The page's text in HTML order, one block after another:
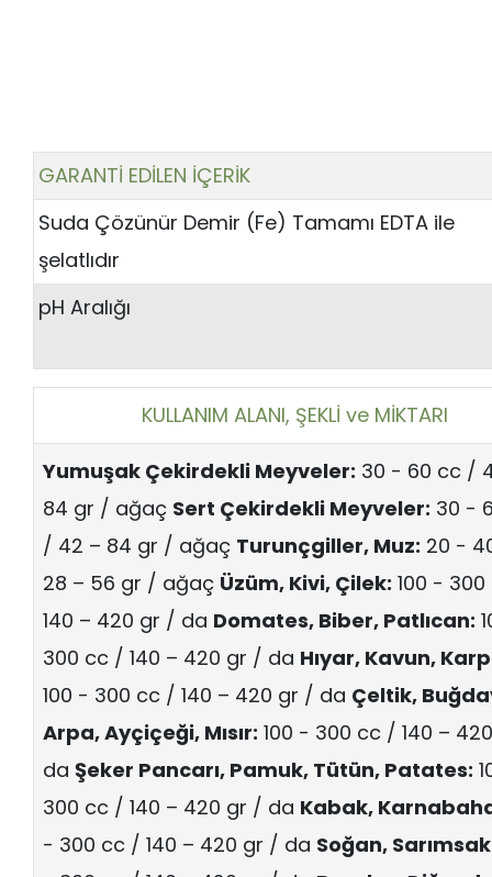
GARANTİ EDİLEN İÇERİK
Suda Çözünür Demir (Fe) Tamamı EDTA ile
şelatlıdır
pH Aralığı
KULLANIM ALANI, ŞEKLİ ve MİKTARI
Yumuşak Çekirdekli Meyveler: 30 - 60 cc /
84 gr / ağaç Sert Çekirdekli Meyveler: 30 -
/ 42 – 84 gr / ağaç Turunçgiller, Muz: 20 -
28 – 56 gr / ağaç Üzüm, Kivi, Çilek: 100 -
140 – 420 gr / da Domates, Biber, Patlıcan:
300 cc / 140 – 420 gr / da Hıyar, Kavun,
100 - 300 cc / 140 – 420 gr / da Çeltik,
Arpa, Ayçiçeği, Mısır: 100 - 300 cc / 140 –
da Şeker Pancarı, Pamuk, Tütün, Patates:
300 cc / 140 – 420 gr / da Kabak,
- 300 cc / 140 – 420 gr / da Soğan,